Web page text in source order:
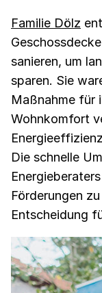
Familie Dölz
sanieren, um
sparen. Sie
Maßnahme für
Wohnkomfort
Die schnelle
Förderungen
Entscheidung